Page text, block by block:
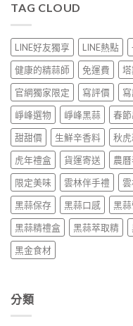
TAG CLOUD
LINE好友獨享 LINE熱點
健康的精蒜師
免運費
官網獨家限定
寫評價
崢峰選物
崢峰黑蒜 春
甜甜價
生鮮辛香料 秋
虎年禮盒
貨運寄送 農
限定美味
雲林伴手禮
黑蒜保存
黑蒜口感 黑
黑蒜精禮盒
黑蒜萃取精
黑金食材
分類